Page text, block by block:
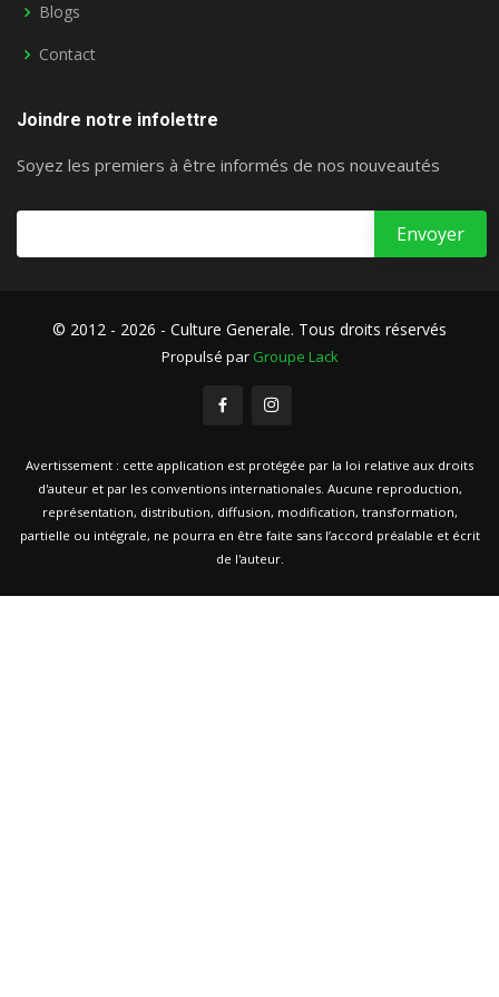
Blogs
Contact
Joindre notre infolettre
Soyez les premiers à être informés de nos nouveautés
© 2012 - 2026 - Culture Generale. Tous droits réservés
Propulsé par Groupe Lack
Avertissement : cette application est protégée par la loi relative aux droits
d'auteur et par les conventions internationales. Aucune reproduction,
représentation, distribution, diffusion, modification, transformation,
partielle ou intégrale, ne pourra en être faite sans l’accord préalable et écrit
de l'auteur.